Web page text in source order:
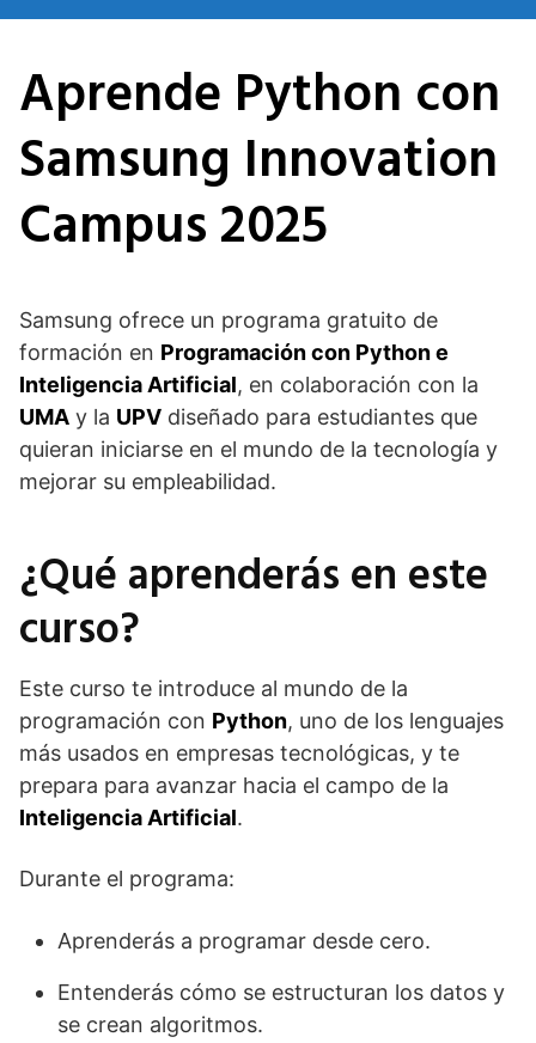
Saltar
contenido
Aprende Python con
Samsung Innovation
Campus 2025
Samsung ofrece un programa gratuito de
formación en Programación con Python e
Inteligencia Artificial, en colaboración con la
UMA y la UPV diseñado para estudiantes que
quieran iniciarse en el mundo de la tecnología y
mejorar su empleabilidad.
¿Qué aprenderás en este
curso?
Este curso te introduce al mundo de la
programación con Python, uno de los lenguajes
más usados en empresas tecnológicas, y te
prepara para avanzar hacia el campo de la
Inteligencia Artificial.
Durante el programa:
Aprenderás a programar desde cero.
Entenderás cómo se estructuran los datos y
se crean algoritmos.